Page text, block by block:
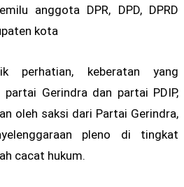
anggota DPR, DPD, DPRD
kota
perhatian, keberatan yang
Gerindra dan partai PDIP,
oleh saksi dari Partai Gerindra,
pleno di tingkat
cacat hukum.